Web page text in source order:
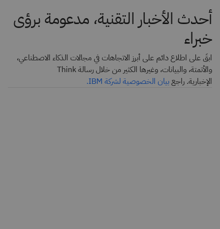
أحدث الأخبار التقنية، مدعومة برؤى
خبراء
ابقَ على اطلاع دائم على أبرز الاتجاهات في مجالات الذكاء الاصطناعي،
والأتمتة، والبيانات، وغيرها الكثير من خلال رسالة Think
الإخبارية. راجعبيان الخصوصية لشركة IBM.